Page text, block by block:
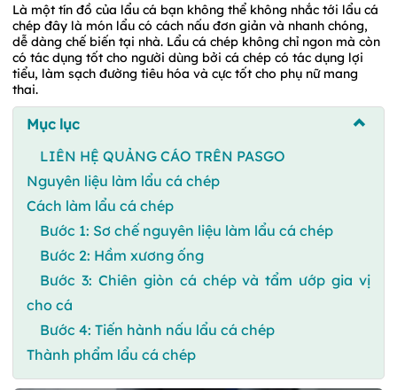
Là một tín đồ của lẩu cá bạn không thể không nhắc tới lẩu cá
chép đây là món lẩu có cách nấu đơn giản và nhanh chóng,
dễ dàng chế biến tại nhà. Lẩu cá chép không chỉ ngon mà còn
có tác dụng tốt cho người dùng bởi cá chép có tác dụng lợi
tiểu, làm sạch đường tiêu hóa và cực tốt cho phụ nữ mang
thai.
Mục lục
LIÊN HỆ QUẢNG CÁO TRÊN PASGO
Nguyên liệu làm lẩu cá chép
Cách làm lẩu cá chép
Bước 1: Sơ chế nguyên liệu làm lẩu cá chép
Bước 2: Hầm xương ống
Bước 3: Chiên giòn cá chép và tẩm ướp gia vị
cho cá
Bước 4: Tiến hành nấu lẩu cá chép
Thành phẩm lẩu cá chép